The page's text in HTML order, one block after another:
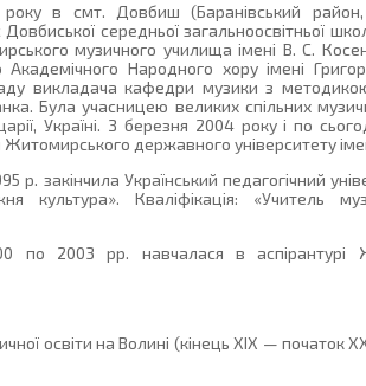
року в смт. Довбиш (Баранівський
середньої загальноосвітньої
музичного училища імені В. С.
Народного хору імені
викладача кафедри музики з
Була учасницею великих спільних
Україні. З березня 2004 року і по
державного університету
р. закінчила Український педагогічний
культура». Кваліфікація: «Учитель
по 2003 рр. навчалася в аспірантурі
освіти на Волині (кінець ХІХ — початок